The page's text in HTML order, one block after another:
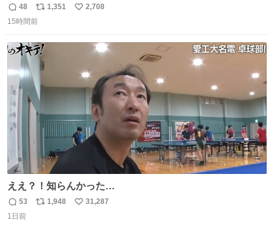
しが決まり、どうしても処分して欲しくない食器棚と机の
引き取り手を探しております この2つは私の祖母が当初一
さで亡くなりましたが、この家具達をとても大切にしてお
返
信
48
リ
ポ
ト
数
1,351
い
2,708
15時間前
ええ？！知らんかった…
返
信
53
リ
1,948
い
31,287
1日前